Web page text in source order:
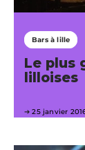
Bars à lille
Le plus
lilloises
25 janvier